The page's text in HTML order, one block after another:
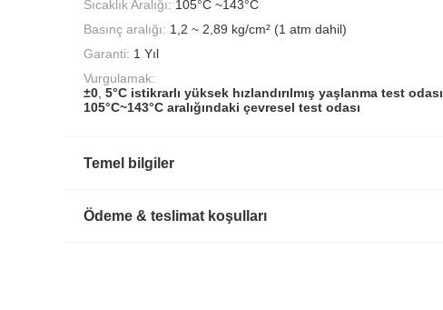
Sıcaklık Aralığı: 105°C ~143°C
Basınç aralığı: 1,2 ~ 2,89 kg/cm² (1 atm dahil)
Garanti: 1 Yıl
Vurgulamak:
±0, 5°C istikrarlı yüksek hızlandırılmış yaşlanma test odası
105°C~143°C aralığındaki çevresel test odası
Temel bilgiler
Ödeme & teslimat koşulları